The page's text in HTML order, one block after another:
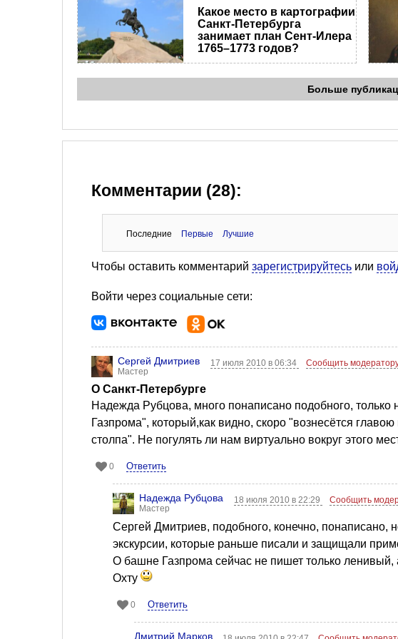
Какое место в картографии
Санкт-Петербурга
занимает план Сент-Илера
1765–1773 годов?
Больше
Комментарии (28):
Последние Первые Лучшие
Чтобы оставить комментарий зарегистрируйтесь или
Войти через социальные сети:
Сергей Дмитриев
Мастер
17 июля 2010 в 06:34 Сообщить
О Санкт-Петербурге
Надежда Рубцова, много понаписано подобного,
Газпрома", который,как видно, скоро "вознесётся
столпа". Не погулять ли нам виртуально вокруг этого
0 Ответить
Надежда Рубцова
Мастер
18 июля 2010 в 22:29 Сообщить
Сергей Дмитриев, подобного, конечно, понаписано,
экскурсии, которые раньше писали и защищали
О башне Газпрома сейчас не пишет только
Охту
0 Ответить
Дмитрий Марков